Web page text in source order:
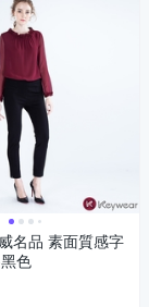
名品 素面質感字
色